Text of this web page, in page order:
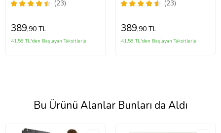
Performans T-shirt (Beyaz)
(23)
389,90 TL
41,58 TL'den Başlayan Taksitlerle
Performans T-shirt (Açık Gri)
(23)
389,90 TL
41,58 TL'den Başlayan Taksitlerle
Bu Ürünü Alanlar Bunları da Aldı